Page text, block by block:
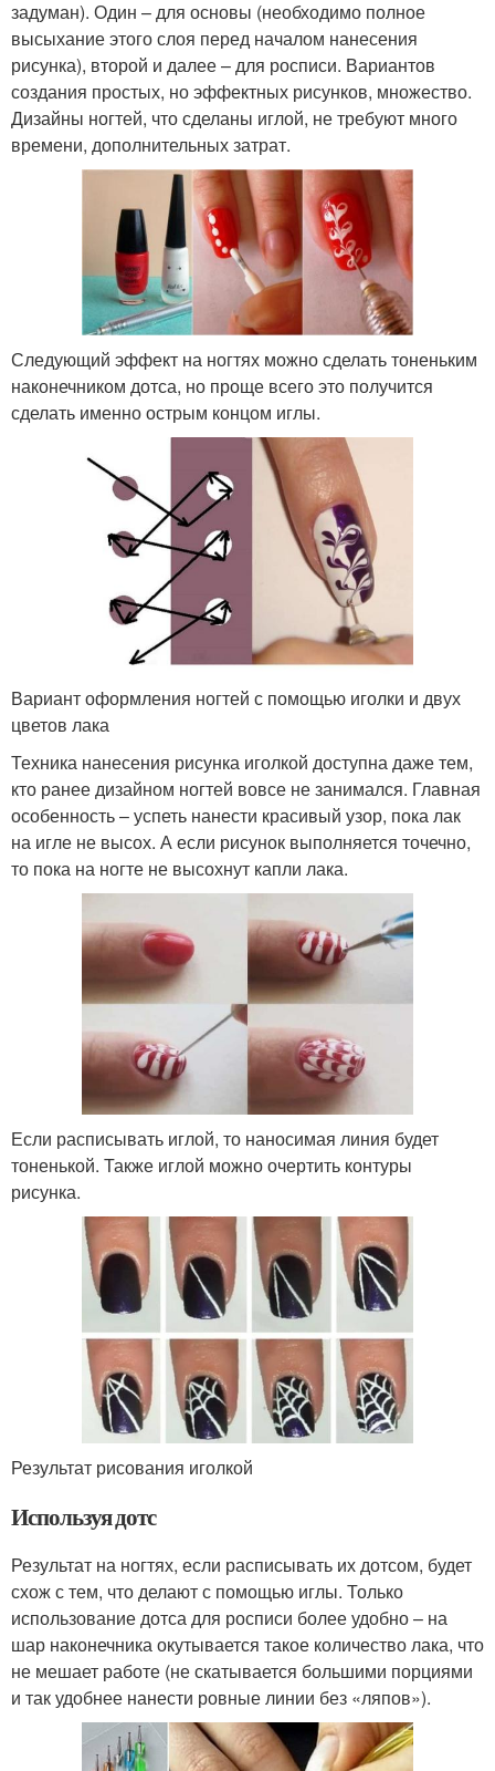
задуман). Один – для основы (необходимо полное
высыхание этого слоя перед началом нанесения
рисунка), второй и далее – для росписи. Вариантов
создания простых, но эффектных рисунков, множество.
Дизайны ногтей, что сделаны иглой, не требуют много
времени, дополнительных затрат.
Следующий эффект на ногтях можно сделать тоненьким
наконечником дотса, но проще всего это получится
сделать именно острым концом иглы.
Вариант оформления ногтей с помощью иголки и двух
цветов лака
Техника нанесения рисунка иголкой доступна даже тем,
кто ранее дизайном ногтей вовсе не занимался. Главная
особенность – успеть нанести красивый узор, пока лак
на игле не высох. А если рисунок выполняется точечно,
то пока на ногте не высохнут капли лака.
Если расписывать иглой, то наносимая линия будет
тоненькой. Также иглой можно очертить контуры
рисунка.
Результат рисования иголкой
Используя дотс
Результат на ногтях, если расписывать их дотсом, будет
схож с тем, что делают с помощью иглы. Только
использование дотса для росписи более удобно – на
шар наконечника окутывается такое количество лака, что
не мешает работе (не скатывается большими порциями
и так удобнее нанести ровные линии без «ляпов»).